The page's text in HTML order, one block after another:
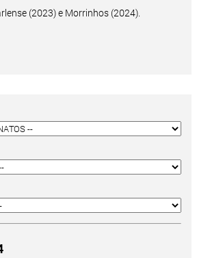
(2023) e Morrinhos (2024).